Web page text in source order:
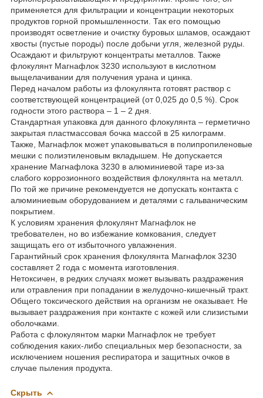
применяется для фильтрации и концентрации некоторых
продуктов горной промышленности. Так его помощью
производят осветление и очистку буровых шламов, осаждают
хвосты (пустые породы) после добычи угля, железной руды.
Осаждают и фильтруют концентраты металлов. Также
флокулянт Магнафлок 3230 используют в кислотном
выщелачивании для получения урана и цинка.
Перед началом работы из флокулянта готовят раствор с
соответствующей концентрацией (от 0,025 до 0,5 %). Срок
годности этого раствора – 1 – 2 дня.
Стандартная упаковка для данного флокулянта – герметично
закрытая пластмассовая бочка массой в 25 килограмм.
Также, Магнафлок может упаковываться в полипропиленовые
мешки с полиэтиленовым вкладышем. Не допускается
хранение Магнафлока 3230 в алюминиевой таре из-за
слабого коррозионного воздействия флокулянта на металл.
По той же причине рекомендуется не допускать контакта с
алюминиевым оборудованием и деталями с гальваническим
покрытием.
К условиям хранения флокулянт Магнафлок не
требователен, но во избежание комкования, следует
защищать его от избыточного увлажнения.
Гарантийный срок хранения флокулянта Магнафлок 3230
составляет 2 года с момента изготовления.
Нетоксичен, в редких случаях может вызывать раздражения
или отравления при попадании в желудочно-кишечный тракт.
Общего токсического действия на организм не оказывает. Не
вызывает раздражения при контакте с кожей или слизистыми
оболочками.
Работа с флокулянтом марки Магнафлок не требует
соблюдения каких-либо специальных мер безопасности, за
исключением ношения респиратора и защитных очков в
случае пыления продукта.
Скрыть